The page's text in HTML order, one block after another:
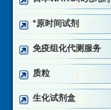
*原时间试剂
免疫组化代测服务
质粒
生化试剂盒